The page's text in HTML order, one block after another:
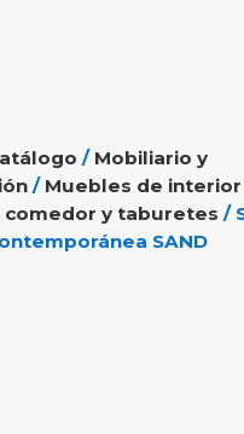
/ Mobiliario y
/ Muebles de interior
comedor y taburetes /
SAND